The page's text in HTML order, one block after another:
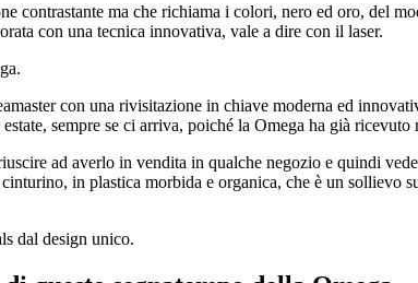
contrastante ma che richiama i colori, nero ed oro, del
con una tecnica innovativa, vale a dire con il laser.
con una rivisitazione in chiave moderna ed
sempre se ci arriva, poiché la Omega ha già
ad averlo in vendita in qualche negozio e quindi
in plastica morbida e organica, che è un
dal design unico.